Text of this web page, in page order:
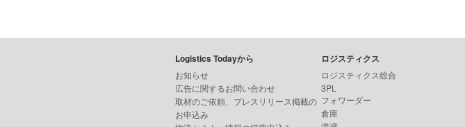
Logistics Todayから
お知らせ
広告に関するお問い合わせ
取材のご依頼、プレスリリース掲載の
お申込み
ロジスティクス
ロジスティクス総合
3PL
フォワーダー
倉庫